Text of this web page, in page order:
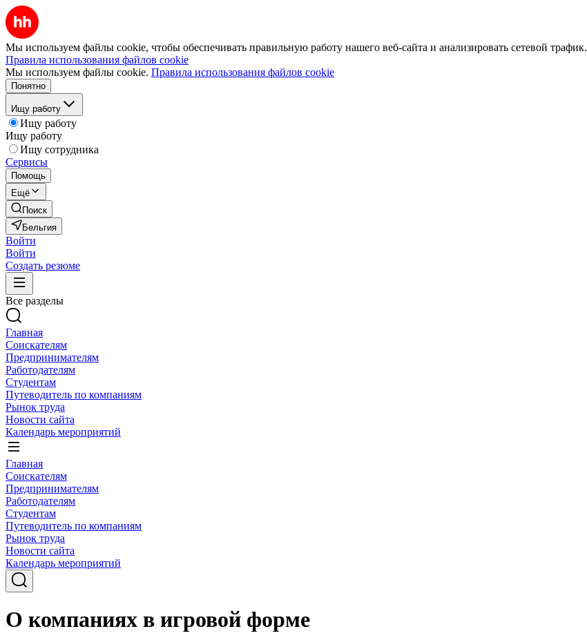
Мы используем файлы cookie, чтобы обеспечивать правильную работу нашего веб-сайта и анализировать сетевой трафик.
Правила использования файлов cookie
Мы используем файлы cookie. Правила использования файлов cookie
Понятно
Ищу работу
Ищу работу
Ищу работу
Ищу сотрудника
Сервисы
Помощь
Ещё
Поиск
Бельгия
Войти
Войти
Создать резюме
Все разделы
Главная
Соискателям
Предпринимателям
Работодателям
Студентам
Путеводитель по компаниям
Рынок труда
Новости сайта
Календарь мероприятий
Главная
Соискателям
Предпринимателям
Работодателям
Студентам
Путеводитель по компаниям
Рынок труда
Новости сайта
Календарь мероприятий
О компаниях в игровой форме